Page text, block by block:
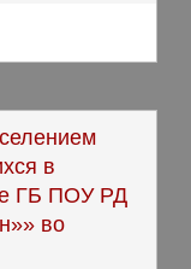
в
ГБ ПОУ РД
во